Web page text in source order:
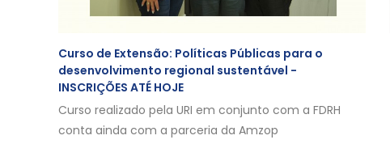
Curso de Extensão: Políticas Públicas para o
desenvolvimento regional sustentável -
INSCRIÇÕES ATÉ HOJE
Curso realizado pela URI em conjunto com a FDRH
conta ainda com a parceria da Amzop